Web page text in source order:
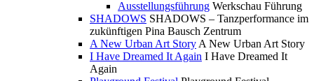
Ausstellungsführung Werkschau Führung
SHADOWS SHADOWS – Tanzperformance im
zukünftigen Pina Bausch Zentrum
A New Urban Art Story A New Urban Art Story
I Have Dreamed It Again I Have Dreamed It
Again